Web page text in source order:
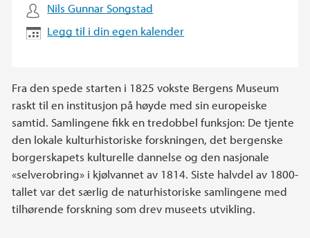
Nils Gunnar Songstad
Legg til i din egen kalender
Fra den spede starten i 1825 vokste Bergens Museum
raskt til en institusjon på høyde med sin europeiske
samtid. Samlingene fikk en tredobbel funksjon: De tjente
den lokale kulturhistoriske forskningen, det bergenske
borgerskapets kulturelle dannelse og den nasjonale
«selverobring» i kjølvannet av 1814. Siste halvdel av 1800-
tallet var det særlig de naturhistoriske samlingene med
tilhørende forskning som drev museets utvikling.